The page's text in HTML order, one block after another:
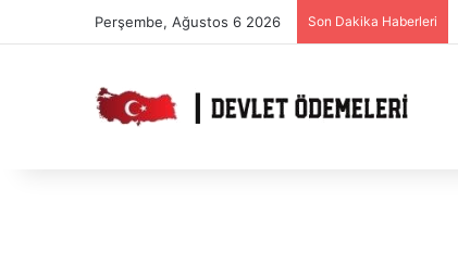
Perşembe, Ağustos 6 2026 Son Dakika Haberleri